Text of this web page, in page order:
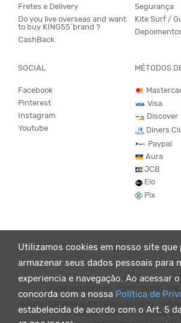
Utilizamos cookies em nosso site que
armazenar seus dados pessoais para
experiencia e navegação. Ao acessar
concorda com a nossa Política de
estabelecida de acordo com o Art. 5
Fretes e Delivery
Do you live overseas and want
to buy KING55´brand ?
CashBack
Segurança
Kite Surf /
SOCIAL
Facebook
Pinterest
Instagram
Youtube
MÉTODOS
Visa
Discover
Diners
Paypal
Aura
JCB
Elo
Pix
© KING55 - LOJA DE ROUPAS VEGANO E
07.438.330/0001-02 . TODOS OS DIREITOS
RUA DOUTOR VIRGÍLIO DE CARVALHO PINTO - 190,
- SP - BRASIL - FONE: 55 (11) 3064-